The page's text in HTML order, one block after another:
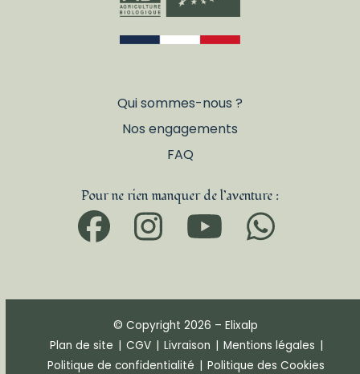
Qui sommes-nous ?
Nos engagements
FAQ
Pour ne rien manquer de l’aventure :
Facebook
Instagram
© Copyright 2026 – Elixalp
Plan de site | CGV | Livraison | Mentions légales |
Politique de confidentialité | Politique des Cookies